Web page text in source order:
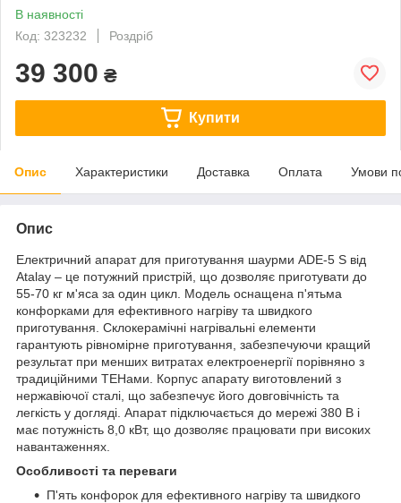
В наявності
Код: 323232
Роздріб
39 300 ₴
Купити
Опис Характеристики Доставка Оплата Умови
Опис
Електричний апарат для приготування шаурми ADE-5 S від
Atalay – це потужний пристрій, що дозволяє приготувати до
55-70 кг м'яса за один цикл. Модель оснащена п'ятьма
конфорками для ефективного нагріву та швидкого
приготування. Склокерамічні нагрівальні елементи
гарантують рівномірне приготування, забезпечуючи кращий
результат при менших витратах електроенергії порівняно з
традиційними ТЕНами. Корпус апарату виготовлений з
нержавіючої сталі, що забезпечує його довговічність та
легкість у догляді. Апарат підключається до мережі 380 В і
має потужність 8,0 кВт, що дозволяє працювати при високих
навантаженнях.
Особливості та переваги
П'ять конфорок для ефективного нагріву та швидкого